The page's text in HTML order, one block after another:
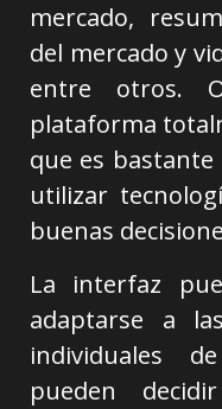
mercado,
del mercado y
entre otros.
plataforma
que es
utilizar
buenas
La interfaz
adaptarse a
individuales
pueden